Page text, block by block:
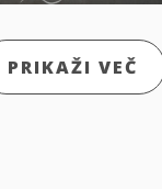
PRIKAŽI VEČ